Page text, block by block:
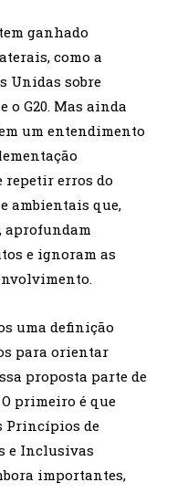
ganhado
como a
Unidas sobre
o G20. Mas ainda
um entendimento
repetir erros do
ambientais que,
aprofundam
e ignoram as
uma definição
para orientar
proposta parte de
primeiro é que
Princípios de
e Inclusivas
importantes,